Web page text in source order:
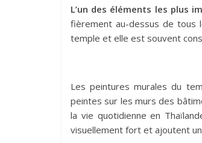
L’un des éléments les plus
fièrement au-dessus de tous
temple et elle est souvent
Les peintures murales du
peintes sur les murs des
la vie quotidienne en
visuellement fort et ajoutent